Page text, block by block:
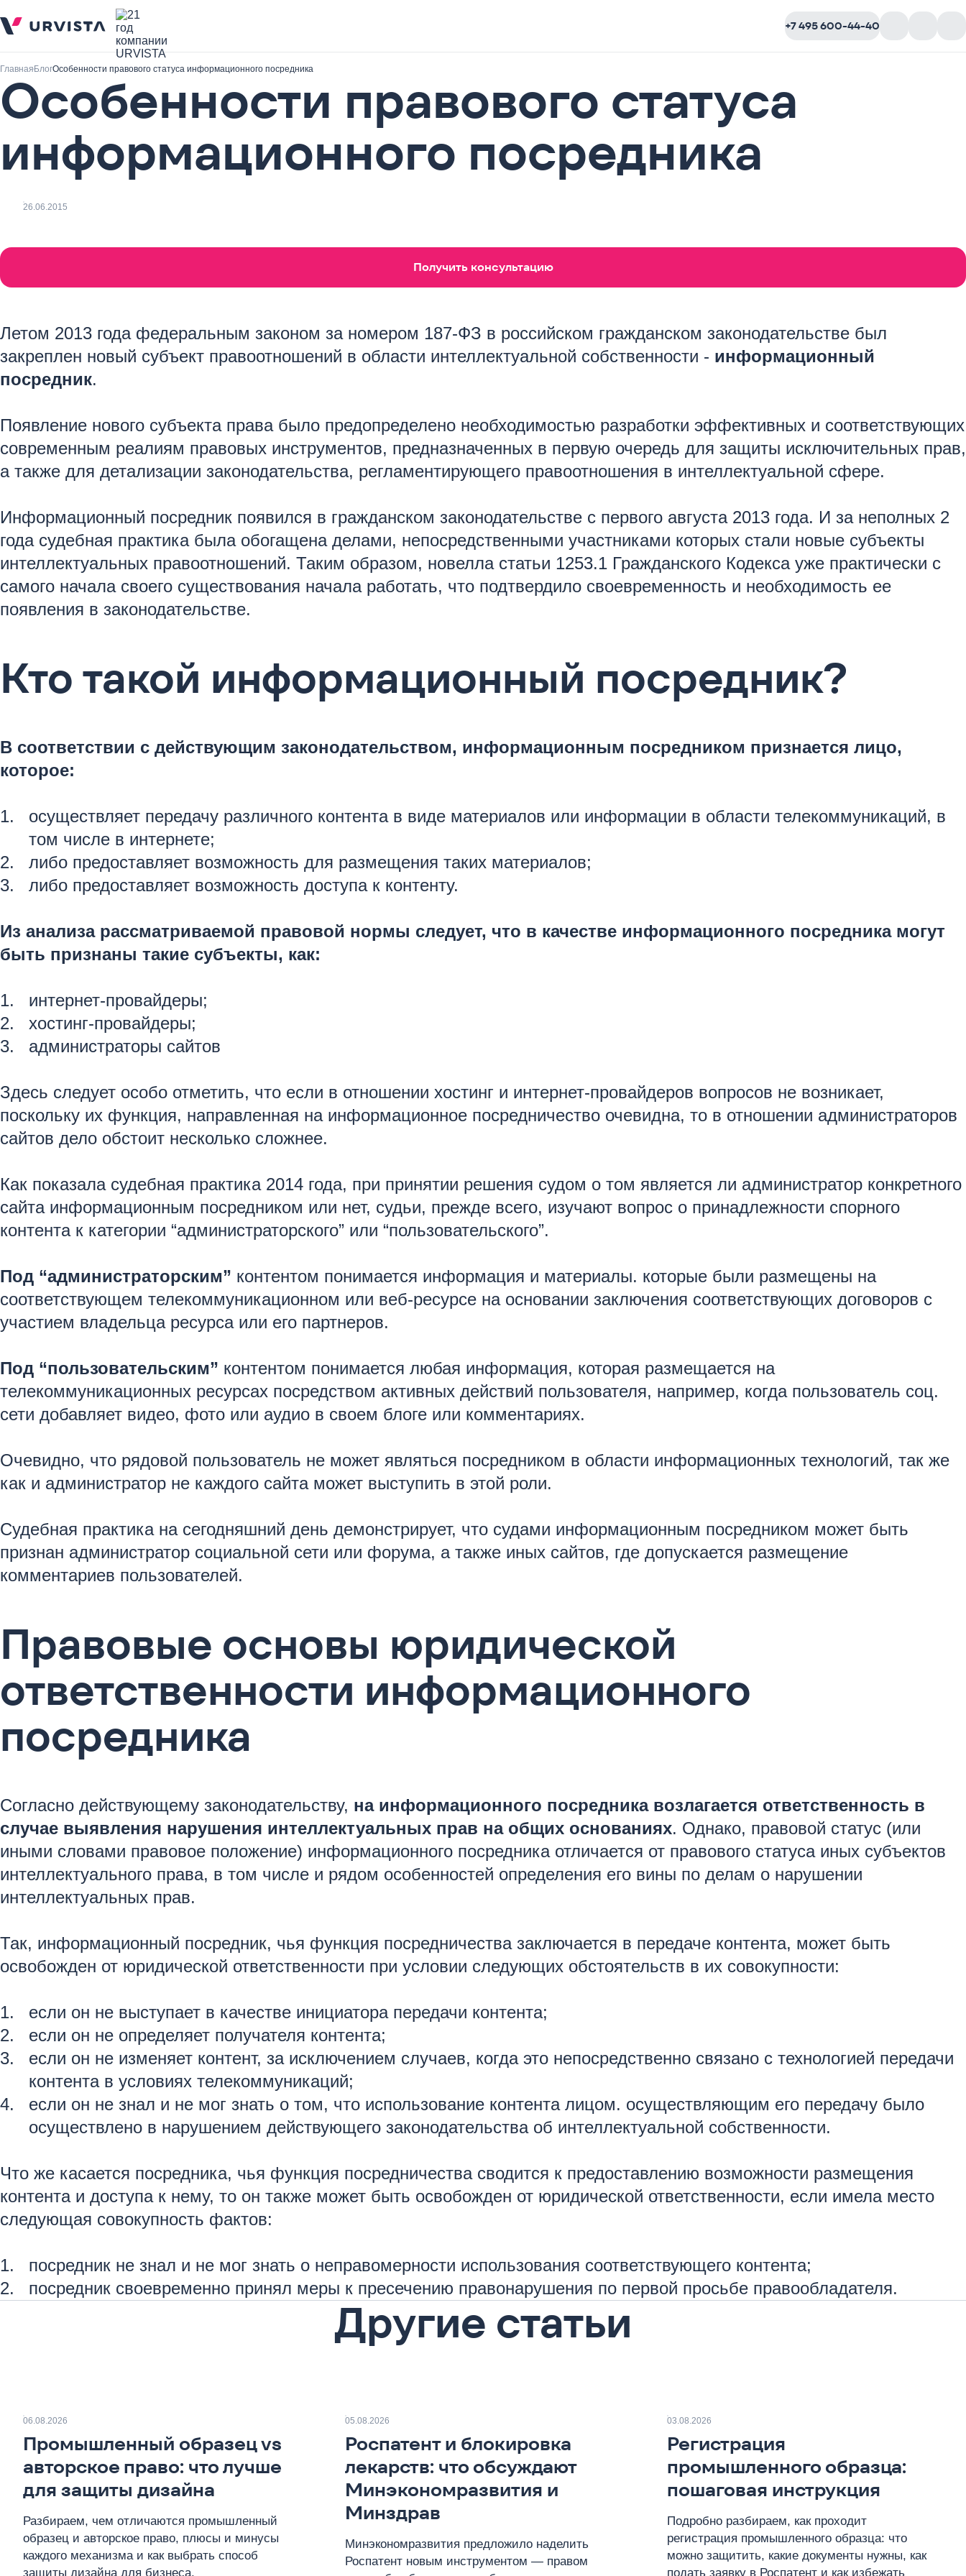
+7 495 600-44-40
ГлавнаяБлогОсобенности правового статуса информационного посредника
Особенности правового статуса
информационного посредника
26.06.2015
Получить консультацию
Летом 2013 года федеральным законом за номером 187-ФЗ в российском гражданском законодательстве был
закреплен новый субъект правоотношений в области интеллектуальной собственности - информационный
посредник.
Появление нового субъекта права было предопределено необходимостью разработки эффективных и соответствующих
современным реалиям правовых инструментов, предназначенных в первую очередь для защиты исключительных прав,
а также для детализации законодательства, регламентирующего правоотношения в интеллектуальной сфере.
Информационный посредник появился в гражданском законодательстве с первого августа 2013 года. И за неполных 2
года судебная практика была обогащена делами, непосредственными участниками которых стали новые субъекты
интеллектуальных правоотношений. Таким образом, новелла статьи 1253.1 Гражданского Кодекса уже практически с
самого начала своего существования начала работать, что подтвердило своевременность и необходимость ее
появления в законодательстве.
Кто такой информационный посредник?
В соответствии с действующим законодательством, информационным посредником признается лицо,
которое:
осуществляет передачу различного контента в виде материалов или информации в области телекоммуникаций, в
том числе в интернете;
либо предоставляет возможность для размещения таких материалов;
либо предоставляет возможность доступа к контенту.
Из анализа рассматриваемой правовой нормы следует, что в качестве информационного посредника могут
быть признаны такие субъекты, как:
интернет-провайдеры;
хостинг-провайдеры;
администраторы сайтов
Здесь следует особо отметить, что если в отношении хостинг и интернет-провайдеров вопросов не возникает,
поскольку их функция, направленная на информационное посредничество очевидна, то в отношении администраторов
сайтов дело обстоит несколько сложнее.
Как показала судебная практика 2014 года, при принятии решения судом о том является ли администратор конкретного
сайта информационным посредником или нет, судьи, прежде всего, изучают вопрос о принадлежности спорного
контента к категории “администраторского” или “пользовательского”.
Под “администраторским” контентом понимается информация и материалы. которые были размещены на
соответствующем телекоммуникационном или веб-ресурсе на основании заключения соответствующих договоров с
участием владельца ресурса или его партнеров.
Под “пользовательским” контентом понимается любая информация, которая размещается на
телекоммуникационных ресурсах посредством активных действий пользователя, например, когда пользователь соц.
сети добавляет видео, фото или аудио в своем блоге или комментариях.
Очевидно, что рядовой пользователь не может являться посредником в области информационных технологий, так же
как и администратор не каждого сайта может выступить в этой роли.
Судебная практика на сегодняшний день демонстрирует, что судами информационным посредником может быть
признан администратор социальной сети или форума, а также иных сайтов, где допускается размещение
комментариев пользователей.
Правовые основы юридической
ответственности информационного
посредника
Согласно действующему законодательству, на информационного посредника возлагается ответственность в
случае выявления нарушения интеллектуальных прав на общих основаниях. Однако, правовой статус (или
иными словами правовое положение) информационного посредника отличается от правового статуса иных субъектов
интеллектуального права, в том числе и рядом особенностей определения его вины по делам о нарушении
интеллектуальных прав.
Так, информационный посредник, чья функция посредничества заключается в передаче контента, может быть
освобожден от юридической ответственности при условии следующих обстоятельств в их совокупности:
если он не выступает в качестве инициатора передачи контента;
если он не определяет получателя контента;
если он не изменяет контент, за исключением случаев, когда это непосредственно связано с технологией передачи
контента в условиях телекоммуникаций;
если он не знал и не мог знать о том, что использование контента лицом. осуществляющим его передачу было
осуществлено в нарушением действующего законодательства об интеллектуальной собственности.
Что же касается посредника, чья функция посредничества сводится к предоставлению возможности размещения
контента и доступа к нему, то он также может быть освобожден от юридической ответственности, если имела место
следующая совокупность фактов:
посредник не знал и не мог знать о неправомерности использования соответствующего контента;
посредник своевременно принял меры к пресечению правонарушения по первой просьбе правообладателя.
Другие статьи
06.08.2026
Промышленный образец vs
авторское право: что лучше
для защиты дизайна
Разбираем, чем отличаются промышленный
образец и авторское право, плюсы и минусы
каждого механизма и как выбрать способ
защиты дизайна для бизнеса.
05.08.2026
Роспатент и блокировка
лекарств: что обсуждают
Минэкономразвития и
Минздрав
Минэкономразвития предложило наделить
Роспатент новым инструментом — правом
03.08.2026
Регистрация
промышленного образца:
пошаговая инструкция
Подробно разбираем, как проходит
регистрация промышленного образца: что
можно защитить, какие документы нужны, как
подать заявку в Роспатент и как избежать